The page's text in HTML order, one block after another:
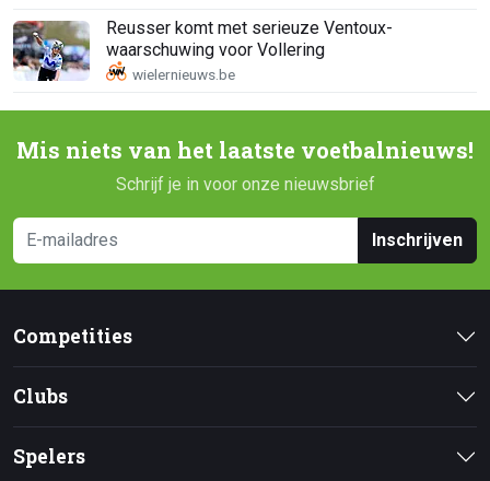
Reusser komt met serieuze Ventoux-
waarschuwing voor Vollering
Mis niets van het laatste voetbalnieuws!
Schrijf je in voor onze nieuwsbrief
Inschrijven
Competities
Clubs
Spelers